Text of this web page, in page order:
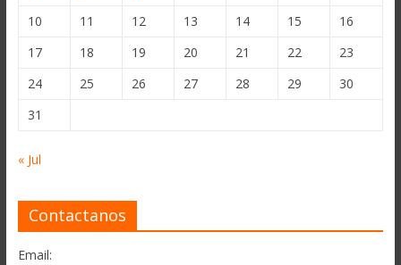
10
11 12 13 14 15
16
17
18 19 20 21 22
23
24
25 26 27 28 29
30
31
« Jul
Contactanos
Email: